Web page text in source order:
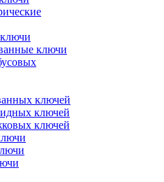
ключи
ключей
ключей
ключей